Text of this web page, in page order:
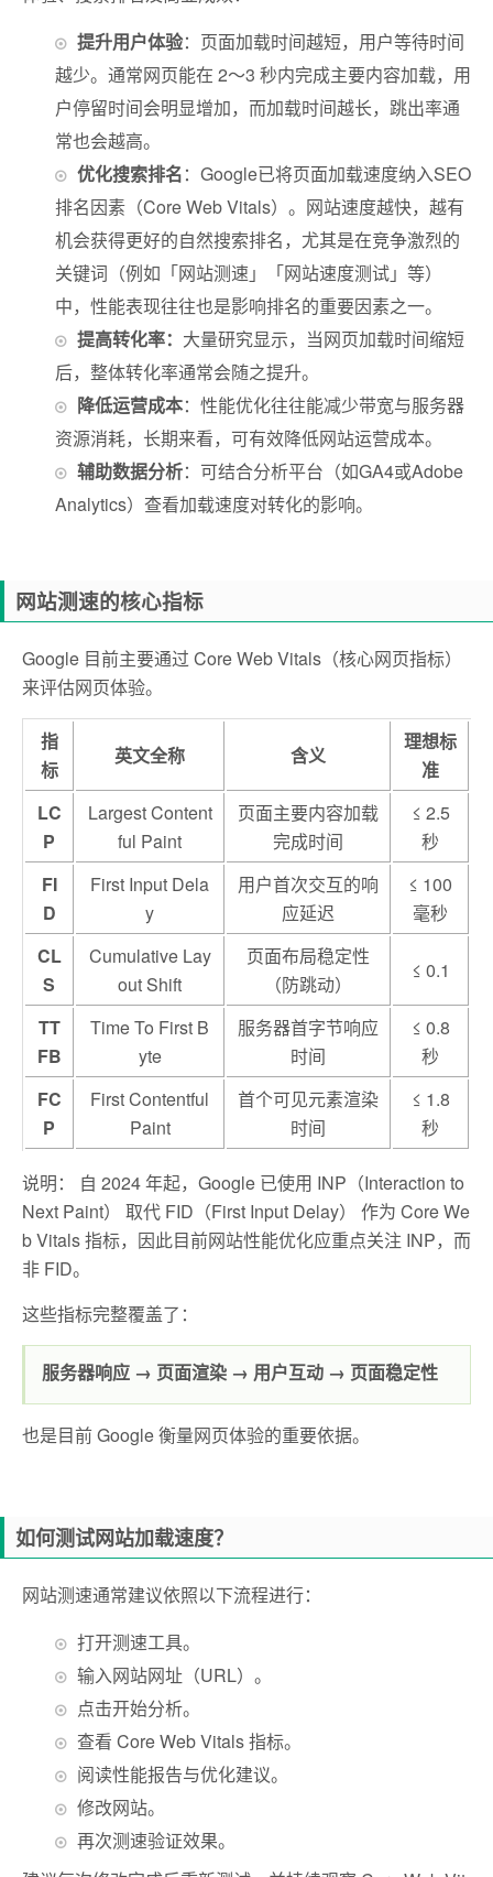
提升用户体验：页面加载时间越短，用户等待时间
越少。通常网页能在 2～3 秒内完成主要内容加载，用
户停留时间会明显增加，而加载时间越长，跳出率通
常也会越高。
优化搜索排名：Google已将页面加载速度纳入SEO
排名因素（Core Web Vitals）。网站速度越快，越有
机会获得更好的自然搜索排名，尤其是在竞争激烈的
关键词（例如「网站测速」「网站速度测试」等）
中，性能表现往往也是影响排名的重要因素之一。
提高转化率： 大量研究显示，当网页加载时间缩短
后，整体转化率通常会随之提升。
降低运营成本：性能优化往往能减少带宽与服务器
资源消耗，长期来看，可有效降低网站运营成本。
辅助数据分析：可结合分析平台（如GA4或Adobe
Analytics）查看加载速度对转化的影响。
网站测速的核心指标
Google 目前主要通过 Core Web Vitals（核心网页指标）
来评估网页体验。
指
标
英文全称 含义
理想标
准
LC
P
Largest Content
ful Paint
页面主要内容加载
完成时间
≤ 2.5
秒
FI
D
First Input Dela
y
用户首次交互的响
应延迟
≤ 100
毫秒
CL
S
Cumulative Lay
out Shift
页面布局稳定性
（防跳动）
≤ 0.1
TT
FB
Time To First B
yte
服务器首字节响应
时间
≤ 0.8
秒
FC
P
First Contentful
Paint
首个可见元素渲染
时间
≤ 1.8
秒
说明： 自 2024 年起，Google 已使用 INP（Interaction to
Next Paint） 取代 FID（First Input Delay） 作为 Core We
b Vitals 指标，因此目前网站性能优化应重点关注 INP，而
非 FID。
这些指标完整覆盖了：
服务器响应 → 页面渲染 → 用户互动 → 页面稳定性
也是目前 Google 衡量网页体验的重要依据。
如何测试网站加载速度？
网站测速通常建议依照以下流程进行：
打开测速工具。
输入网站网址（URL）。
点击开始分析。
查看 Core Web Vitals 指标。
阅读性能报告与优化建议。
修改网站。
再次测速验证效果。